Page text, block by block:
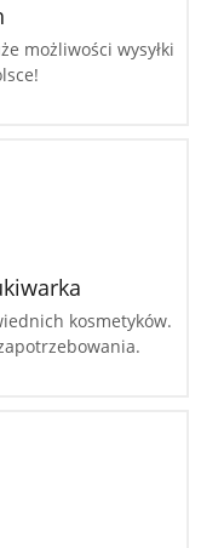
możliwości wysyłki
kosmetyków.